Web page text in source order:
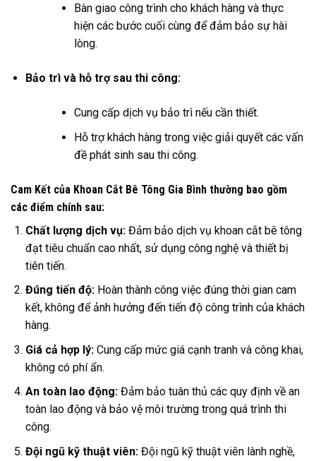
Bàn giao công trình cho khách hàng và thực
hiện các bước cuối cùng để đảm bảo sự hài
lòng.
Bảo trì và hỗ trợ sau thi công:
Cung cấp dịch vụ bảo trì nếu cần thiết.
Hỗ trợ khách hàng trong việc giải quyết các vấn
đề phát sinh sau thi công.
Cam Kết của Khoan Cắt Bê Tông Gia Bình thường bao gồm
các điểm chính sau:
Chất lượng dịch vụ:Đảm bảo dịch vụ khoan cắt bê tông
đạt tiêu chuẩn cao nhất, sử dụng công nghệ và thiết bị
tiên tiến.
Đúng tiến độ:Hoàn thành công việc đúng thời gian cam
kết, không để ảnh hưởng đến tiến độ công trình của khách
hàng.
Giá cả hợp lý:Cung cấp mức giá cạnh tranh và công khai,
không có phí ẩn.
An toàn lao động:Đảm bảo tuân thủ các quy định về an
toàn lao động và bảo vệ môi trường trong quá trình thi
công.
Đội ngũ kỹ thuật viên:Đội ngũ kỹ thuật viên lành nghề,